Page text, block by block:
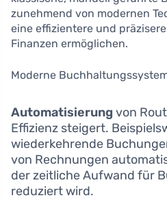
zunehmend von modernen
eine effizientere und
Finanzen ermöglichen.
Moderne
Automatisierung von
Effizienz steigert.
wiederkehrende
von Rechnungen
der zeitliche Aufwand für
reduziert wird.